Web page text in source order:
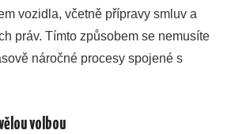
vozidla, včetně přípravy smluv a
práv. Tímto způsobem se nemusíte
náročné procesy spojené s
volbou